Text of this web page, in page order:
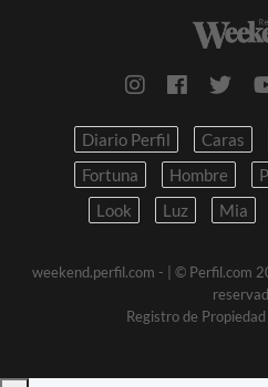
Diario Perfil Caras
Fortuna
Hombre
Look
Luz Mia
weekend.perfil.com -
| © Perfil.com
Registro de